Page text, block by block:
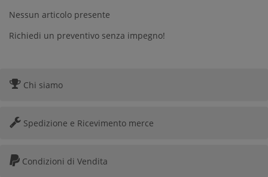
Nessun articolo presente
Richiedi un preventivo senza impegno!
Chi siamo
Spedizione e Ricevimento merce
Condizioni di Vendita